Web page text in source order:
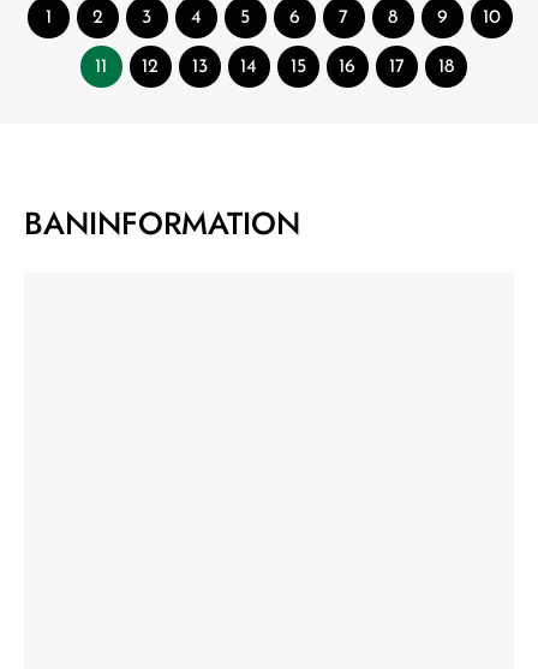
1 2 3 4 5 6 7 8 9 10
11 12 13 14 15 16 17 18
BANINFORMATION